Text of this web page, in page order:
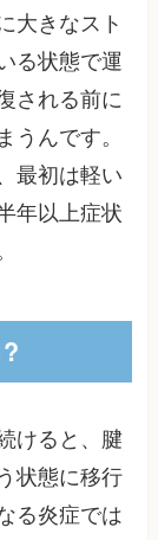
大きなスト
る状態で運
される前に
うんです。
最初は軽い
年以上症状
けると、腱
状態に移行
る炎症では